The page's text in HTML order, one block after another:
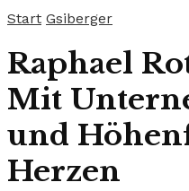
Start Gsiberger
Raphael
Mit
und
Herzen